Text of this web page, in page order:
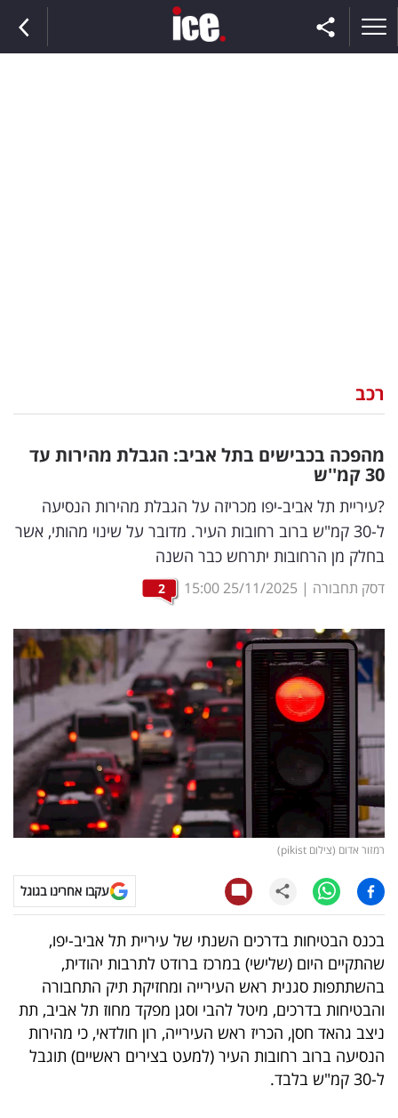
וצרכנות
דיגיטל
וטק
שיווק
ופרסום
מדדים
ומחקרים
דעות
רכילות
עסקית
קריפטו
ויראלי
טלוויזיה
עסקי
ספורט
קריירה
ולימודים
רכב
מהפכה בכבישים בתל אביב: הגבלת מהירות עד
30 קמ''ש
?עיריית תל אביב-יפו מכריזה על הגבלת מהירות הנסיעה
ל-30 קמ"ש ברוב רחובות העיר. מדובר על שינוי מהותי, אשר
בחלק מן הרחובות יתרחש כבר השנה
דסק תחבורה |
25/11/2025
15:00
2
רמזור אדום (צילום pikist)
עקבו אחרינו בגוגל
בכנס הבטיחות בדרכים השנתי של עיריית תל אביב-יפו,
שהתקיים היום (שלישי) במרכז ברודט לתרבות יהודית,
בהשתתפות סגנית ראש העירייה ומחזיקת תיק התחבורה
והבטיחות בדרכים, מיטל להבי וסגן מפקד מחוז תל אביב, תת
ניצב גהאד חסן, הכריז ראש העירייה, רון חולדאי, כי מהירות
הנסיעה ברוב רחובות העיר (למעט בצירים ראשיים) תוגבל
ל-30 קמ"ש בלבד.